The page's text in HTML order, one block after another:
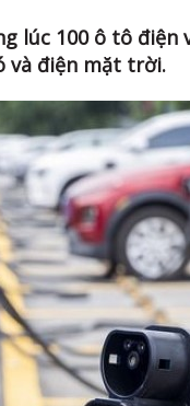
lúc 100 ô tô
và điện mặt trời.